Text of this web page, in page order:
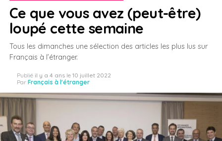
Ce que vous avez (peut-être)
loupé cette semaine
Tous les dimanches une sélection des articles les plus lus sur
Français à l’étranger.
Publié il y a 4 ans le 10 juillet 2022
Par Français à l'étranger